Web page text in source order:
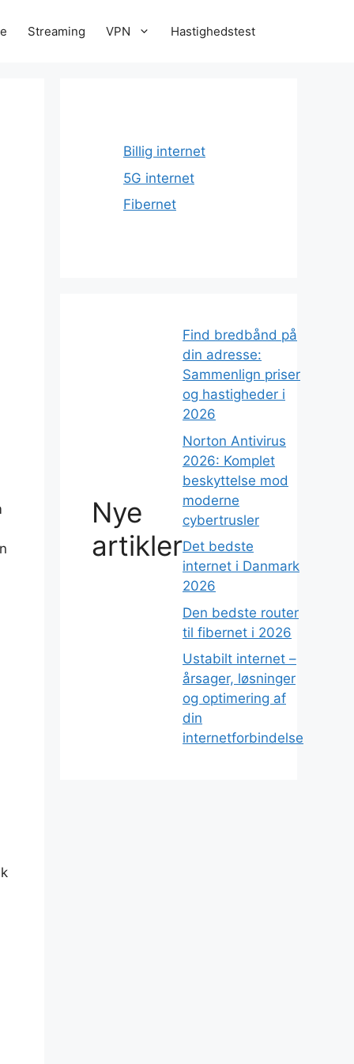
Streaming VPN Hastighedstest
Billig internet
5G internet
Fibernet
Nye
artikler
Find bredbånd på
din adresse:
Sammenlign priser
og hastigheder i
2026
Norton Antivirus
2026: Komplet
beskyttelse mod
moderne
cybertrusler
Det bedste
internet i Danmark
2026
Den bedste router
til fibernet i 2026
Ustabilt internet –
årsager, løsninger
og optimering af
din
internetforbindelse